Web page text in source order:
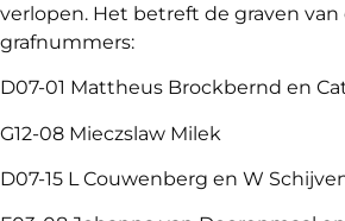
verlopen. Het betreft de graven
grafnummers:
D07-01 Mattheus Brockbernd en
G12-08 Mieczslaw Milek
D07-15 L Couwenberg en W